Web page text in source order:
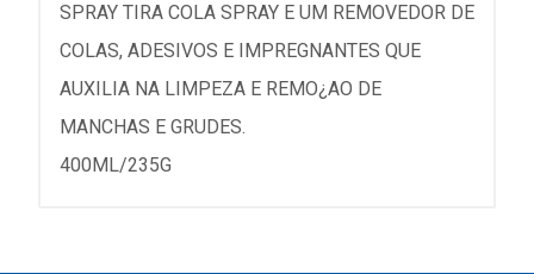
SPRAY TIRA COLA SPRAY E UM REMOVEDOR DE
COLAS, ADESIVOS E IMPREGNANTES QUE
AUXILIA NA LIMPEZA E REMO¿AO DE
MANCHAS E GRUDES.
400ML/235G